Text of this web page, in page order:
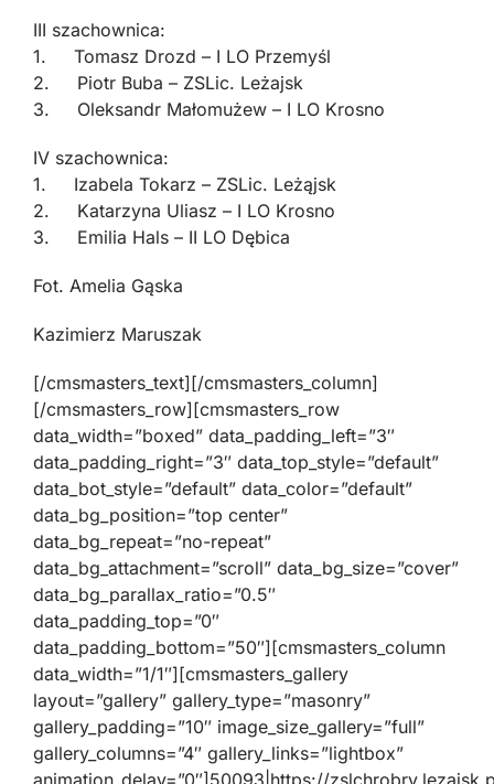
III szachownica:
1. Tomasz Drozd – I LO Przemyśl
2. Piotr Buba – ZSLic. Leżajsk
3. Oleksandr Małomużew – I LO Krosno
IV szachownica:
1. Izabela Tokarz – ZSLic. Leżąjsk
2. Katarzyna Uliasz – I LO Krosno
3. Emilia Hals – II LO Dębica
Fot. Amelia Gąska
Kazimierz Maruszak
[/cmsmasters_text][/cmsmasters_column]
[/cmsmasters_row][cmsmasters_row
data_width=”boxed” data_padding_left=”3″
data_padding_right=”3″ data_top_style=”default”
data_bot_style=”default” data_color=”default”
data_bg_position=”top center”
data_bg_repeat=”no-repeat”
data_bg_attachment=”scroll” data_bg_size=”cover”
data_bg_parallax_ratio=”0.5″
data_padding_top=”0″
data_padding_bottom=”50″][cmsmasters_column
data_width=”1/1″][cmsmasters_gallery
layout=”gallery” gallery_type=”masonry”
gallery_padding=”10″ image_size_gallery=”full”
gallery_columns=”4″ gallery_links=”lightbox”